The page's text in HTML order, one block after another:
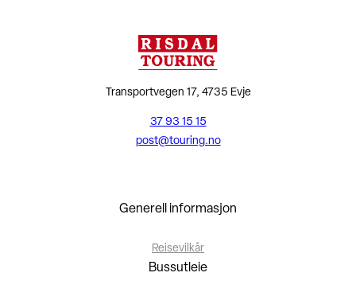
Transportvegen 17, 4735 Evje
37 93 15 15
post@touring.no
Generell informasjon
Reisevilkår
Bussutleie